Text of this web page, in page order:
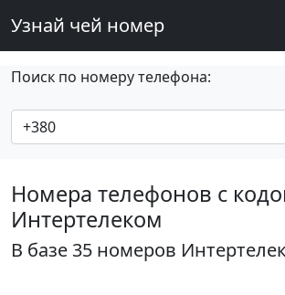
Узнай чей номер
Поиск по номеру телефона:
Номера телефонов с
Интертелеком
В базе 35 номеров